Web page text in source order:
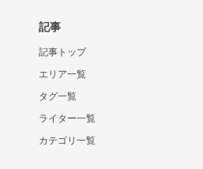
記事
記事トップ
エリア一覧
タグ一覧
ライター一覧
カテゴリ一覧